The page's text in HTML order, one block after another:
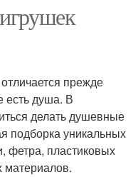
прежде
есть душа. В
делать душевные
подборка уникальных
фетра, пластиковых
материалов.